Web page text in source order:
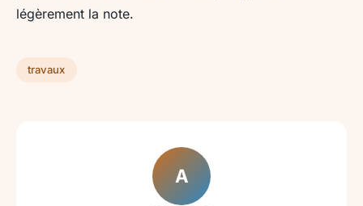
légèrement la note.
travaux
A